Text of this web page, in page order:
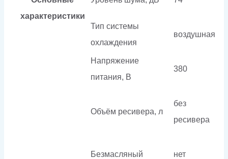
характеристики
Тип системы
охлаждения
воздушная
Напряжение
питания, В
380
Объём ресивера, л
без
ресивера
Безмасляный нет